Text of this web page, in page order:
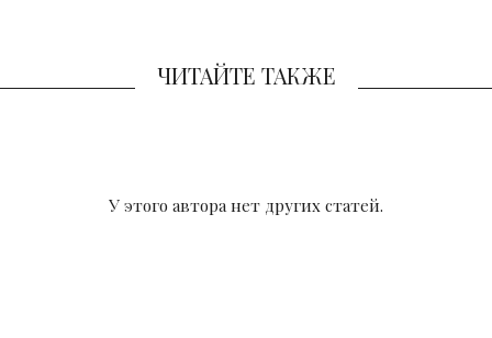
ЧИТАЙТЕ ТАКЖЕ
У этого автора нет других статей.